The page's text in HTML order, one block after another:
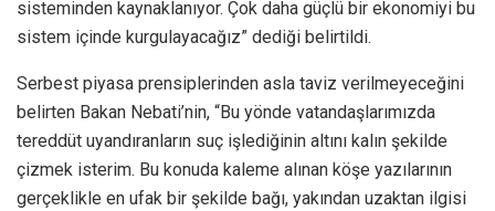
sisteminden kaynaklanıyor. Çok daha güçlü bir ekonomiyi bu
sistem içinde kurgulayacağız” dediği belirtildi.
Serbest piyasa prensiplerinden asla taviz verilmeyeceğini
belirten Bakan Nebati’nin, “Bu yönde vatandaşlarımızda
tereddüt uyandıranların suç işlediğinin altını kalın şekilde
çizmek isterim. Bu konuda kaleme alınan köşe yazılarının
gerçeklikle en ufak bir şekilde bağı, yakından uzaktan ilgisi